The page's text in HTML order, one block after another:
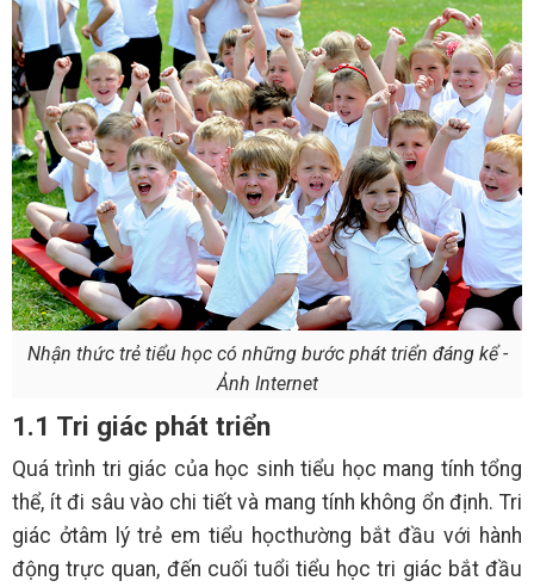
Nhận thức trẻ tiểu học có những bước phát triển đáng kể -
Ảnh Internet
1.1 Tri giác phát triển
Quá trình tri giác của học sinh tiểu học mang tính tổng
thể, ít đi sâu vào chi tiết và mang tính không ổn định. Tri
giác ởtâm lý trẻ em tiểu họcthường bắt đầu với hành
động trực quan, đến cuối tuổi tiểu học tri giác bắt đầu